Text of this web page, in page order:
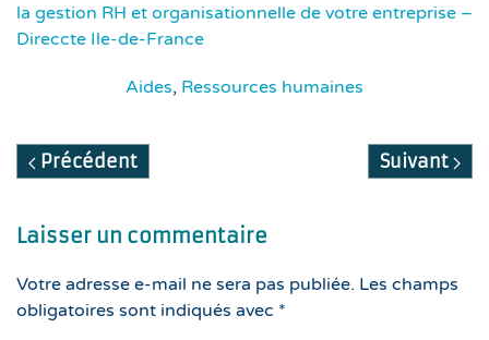
la gestion RH et organisationnelle de votre entreprise –
Direccte Ile-de-France
Aides, Ressources humaines
Précédent Suivant
Laisser un commentaire
Votre adresse e-mail ne sera pas publiée. Les champs
obligatoires sont indiqués avec *